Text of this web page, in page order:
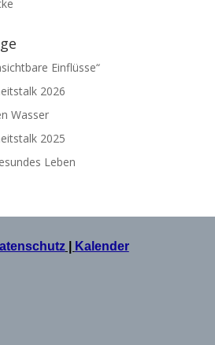
Einflüsse“
2026
Wasser
2025
Leben
| Kalender